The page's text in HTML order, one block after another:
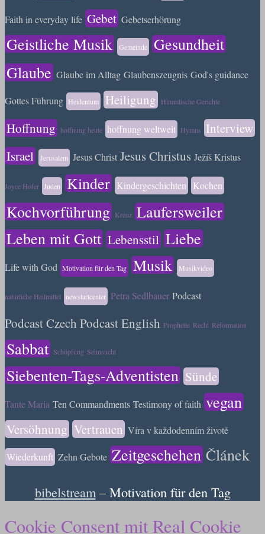
Faith in everyday life Gebet Gebetserhörung
Geistliche Musik Gemeinde
Gesundheit
Glaube Glaube im Alltag Glaubenszeugnis God's guidance
Gottes Führung Heidentum Heiligung Himmlische Gerichte
Hoffnung hoffnung heute hoffnung weltweit Hymns
Interview
Israel
Jerusalem Jesus Christ Jesus Christus Ježíš Kristus
Joyce Hofer Juden Kinder Kindergeschichten Kochen
Kochvorführung Kreuz Laufersweiler
Leben mit Gott Lebensstil Liebe
Life with God Motivation für den Tag Musik Musikvideo
natürliche Heilmittel newstartcenter Petra Sedlbauer Podcast
Podcast Czech Podcast English Prophetie Recht Reformation
Sabbat Schöpfung Sehnsucht
Siebenten-Tags-Adventisten Sünde
Tante Maria Ten Commandments Testimony of faith vegan
Versöhnung Vertrauen Víra v každodenním životě
Wiederkunft Zehn Gebote Zeitgeschehen Článek
bibelstream – Motivation für den Tag
Cookie Consent mit Real Cookie